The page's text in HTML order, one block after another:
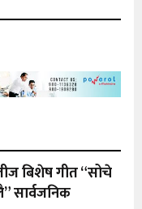
बिशेष गीत “सोचे
सार्वजनिक